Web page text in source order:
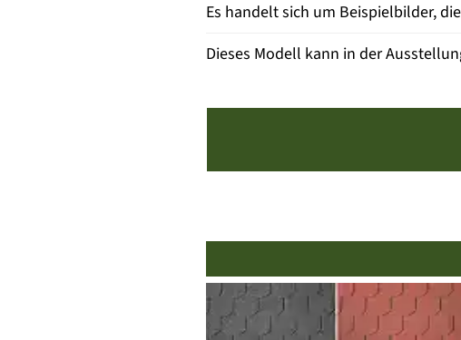
Es handelt sich um Beispielbilder,
Dieses Modell kann in der